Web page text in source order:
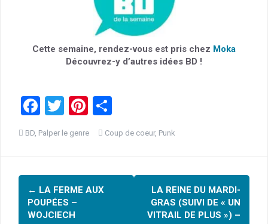
Cette semaine, rendez-vous est pris chez Moka
Découvrez-y d’autres idées BD !
F
a
ce
o
o
T
tt
Pi
nt
t
ta
er
BD, Palper le genre Coup de coeur, Punk
Navigation
d'article
← LA FERME AUX
POUPÉES –
WOJCIECH
LA REINE DU MARDI-
GRAS (SUIVI DE « UN
VITRAIL DE PLUS ») –